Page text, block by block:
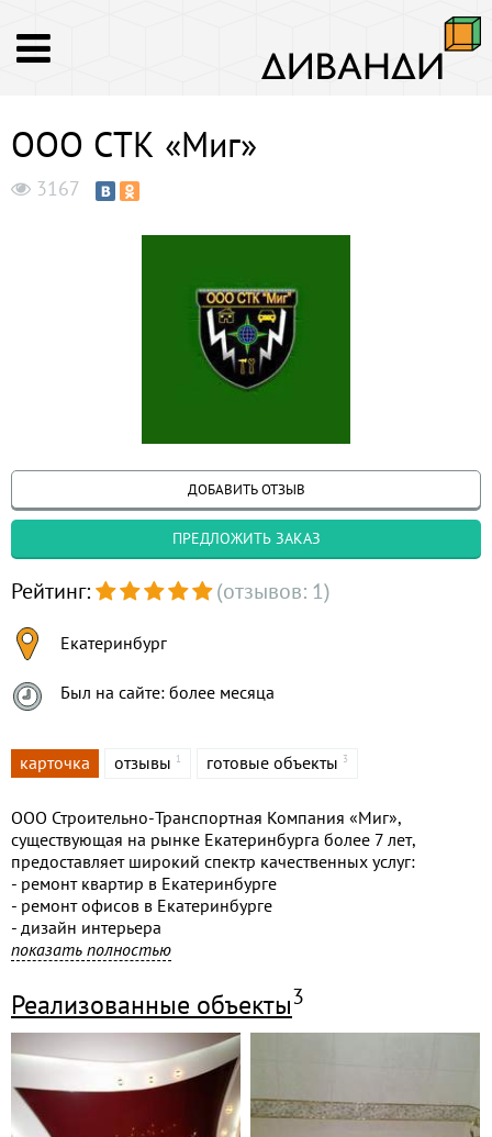
ООО СТК «Миг»
3167
ДОБАВИТЬ ОТЗЫВ
ПРЕДЛОЖИТЬ ЗАКАЗ
Рейтинг: (отзывов: 1)
Екатеринбург
Был на сайте: более месяца
карточка отзывы 1 готовые объекты 3
ООО Строительно-Транспортная Компания «Миг»,
существующая на рынке Екатеринбурга более 7 лет,
предоставляет широкий спектр качественных услуг:
- ремонт квартир в Екатеринбурге
- ремонт офисов в Екатеринбурге
- дизайн интерьера
- ремонт магазинов
В своей работе мы основываемся на профессиональный
опыт своих сотрудников и индивидуальных подход к
каждому клиенту, основанный на тщательном изучении
пожеланий каждого заказчика. Мы гарантируем высокий
уровень предоставляемых услуг и соответствие
используемых технологий последним техническим
стандартам
показать полностью
Реализованные объекты3